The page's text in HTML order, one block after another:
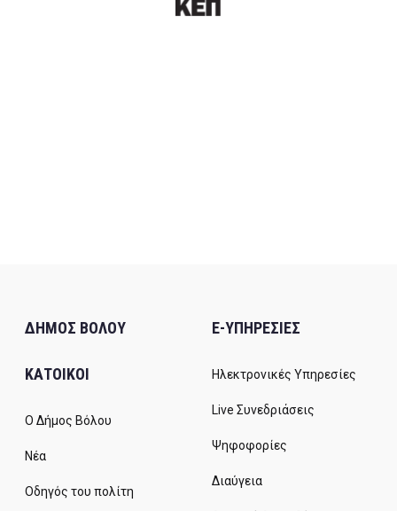
ΔΗΜΟΣ ΒΟΛΟΥ
ΚΑΤΟΙΚΟΙ
Ο Δήμος Βόλου
Νέα
Οδηγός του πολίτη
E-ΥΠΗΡΕΣΙΕΣ
Ηλεκτρονικές Υπηρεσίες
Live Συνεδριάσεις
Ψηφοφορίες
Διαύγεια